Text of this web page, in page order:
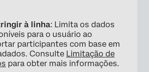
×
à linha: Limita os dados
para o usuário ao
participantes com base em
Consulte Limitação de
para obter mais informações.